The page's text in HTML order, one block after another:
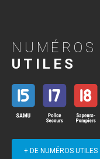
NUMÉROS
UTILES
+ DE NUMÉROS UTILES